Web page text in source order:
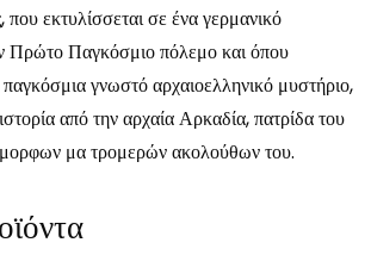
εκτυλίσσεται σε ένα γερμανικό
Πρώτο Παγκόσμιο πόλεμο και όπου
γνωστό αρχαιοελληνικό μυστήριο,
από την αρχαία Αρκαδία, πατρίδα του
μα τρομερών ακολούθων του.